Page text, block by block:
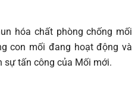
hóa chất phòng chống mối
con mối đang hoạt động và
sự tấn công của Mối mới.